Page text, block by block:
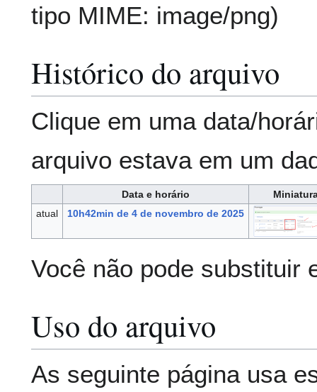
tipo MIME: image/png)
Histórico do arquivo
Clique em uma data/
arquivo estava em um
Data e horário
atual
10h42min de 4 de novembro de 2025
Você não pode substituir
Uso do arquivo
As seguinte página usa